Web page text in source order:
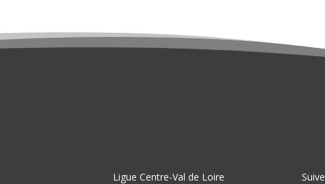
Ligue Centre-Val de Loire